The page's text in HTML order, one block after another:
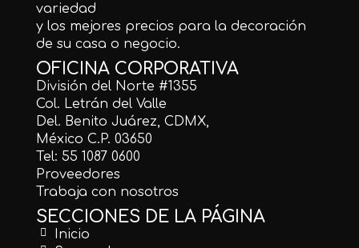
variedad
y los mejores precios para la decoración
de su casa o negocio.
OFICINA CORPORATIVA
División del Norte #1355
Col. Letrán del Valle
Del. Benito Juárez, CDMX,
México C.P. 03650
Tel: 55 1087 0600
Proveedores
Trabaja con nosotros
SECCIONES DE LA PÁGINA
Inicio